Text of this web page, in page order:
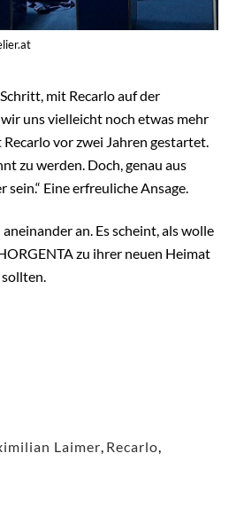
mit Recarlo auf der
uns vielleicht noch etwas mehr
vor zwei Jahren gestartet.
zu werden. Doch, genau aus
Eine erfreuliche Ansage.
an. Es scheint, als wolle
zu ihrer neuen Heimat
sollten.
Laimer, Recarlo,